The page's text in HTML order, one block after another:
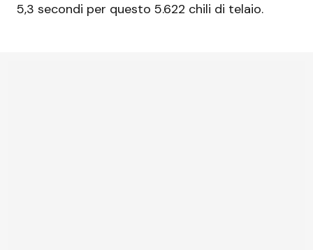
5,3 secondi per questo 5.622 chili di telaio.